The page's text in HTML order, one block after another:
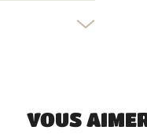
VOUS
Créer une liste d'envies